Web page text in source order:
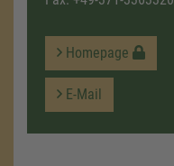
Homepage
E-Mail